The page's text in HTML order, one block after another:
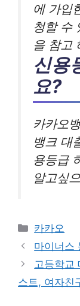
에 가입
청할 수
을 참고
신용
요?
카카오
뱅크 대
용등급
알고싶
카
테
고
리
카카오
마이너스
고등학교
스트, 여자친